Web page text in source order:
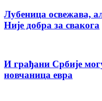
Лубеница освежава,
Није добра за свакога
И грађани Србије
новчаница евра